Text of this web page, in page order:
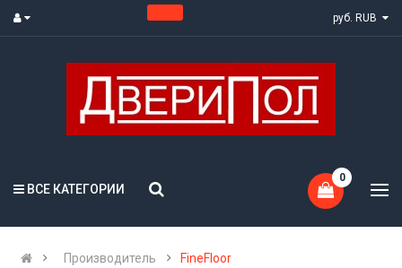
ВСЕ КАТЕГОРИИ
0
Производитель FineFloor